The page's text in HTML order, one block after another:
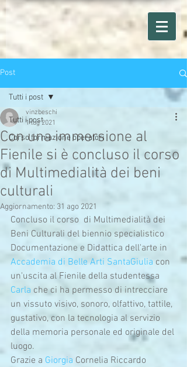
Post
Tutti i post
Corso formazione operatori
Tutti i post
Con una immersione al
Fienile si è concluso il corso
di Multimedialità dei beni
culturali
vinzbeschi
1 lug 2021
Aggiornamento: 31 ago 2021
Concluso il corso  di Multimedialità dei
Beni Culturali del biennio specialistico
Documentazione e Didattica dell'arte in
Accademia di Belle Arti SantaGiulia con
un'uscita al Fienile della studentessa
Carla che ci ha permesso di intrecciare
un vissuto visivo, sonoro, olfattivo, tattile,
gustativo, con la tecnologia al servizio
della memoria personale ed originale del
luogo.
Grazie a Giorgia Cornelia Riccardo